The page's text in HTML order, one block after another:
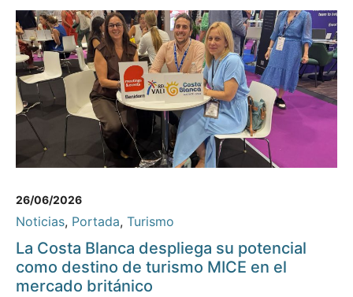
26/06/2026
Noticias, Portada, Turismo
La Costa Blanca despliega su potencial
como destino de turismo MICE en el
mercado británico